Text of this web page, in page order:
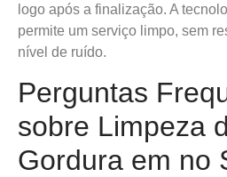
logo após a finalização. A
permite um serviço limpo, sem
nível de ruído.
Perguntas
sobre Limpeza
Gordura em no